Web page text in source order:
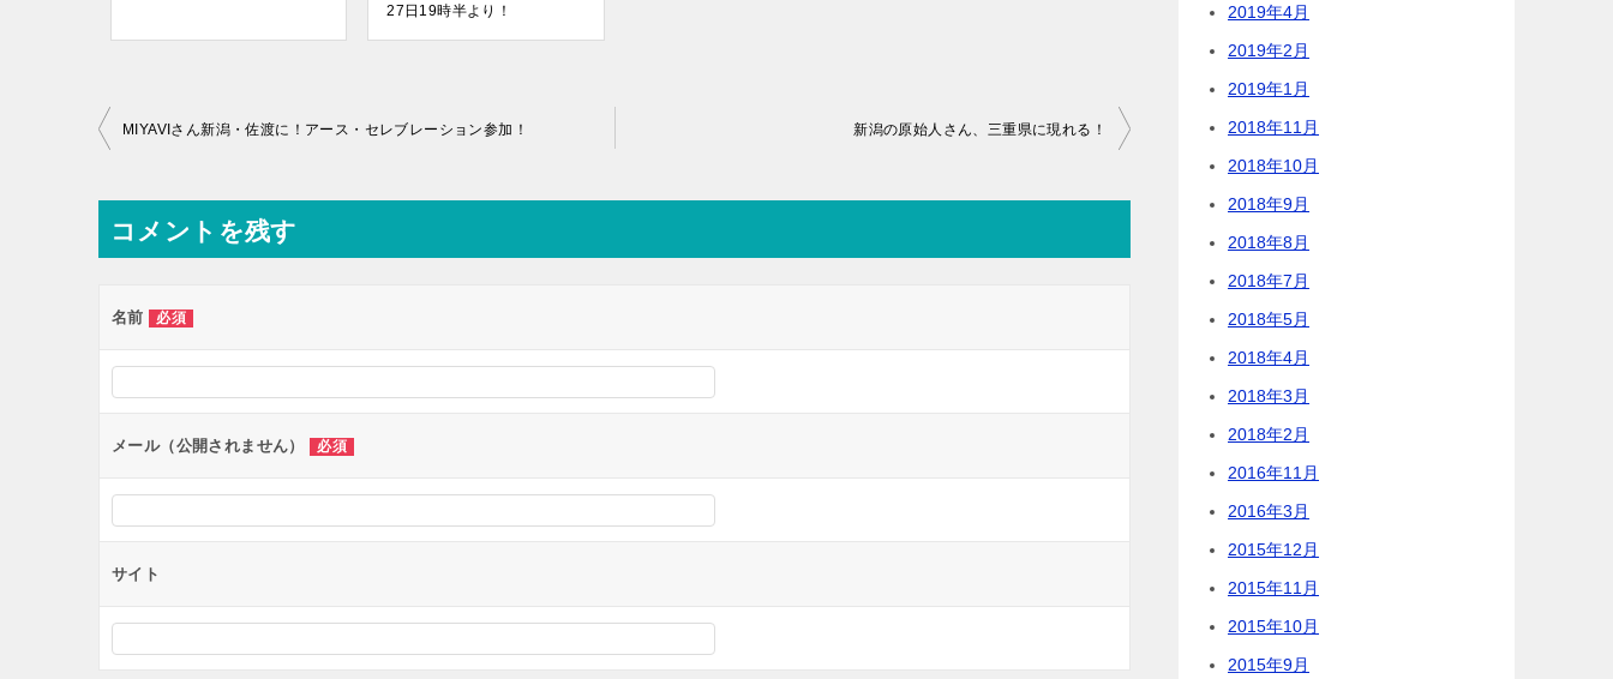
27日19時半より！
MIYAVIさん新潟・佐渡に！アース・セレブレーション参加！ 新潟の原始人さん、三重県に現れる！
コメントを残す
名前 必須
メール（公開されません） 必須
サイト
2019年4月
2019年2月
2019年1月
2018年11月
2018年10月
2018年9月
2018年8月
2018年7月
2018年5月
2018年4月
2018年3月
2018年2月
2016年11月
2016年3月
2015年12月
2015年11月
2015年10月
2015年9月